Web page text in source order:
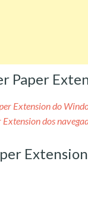
Paper
Extension do
dos